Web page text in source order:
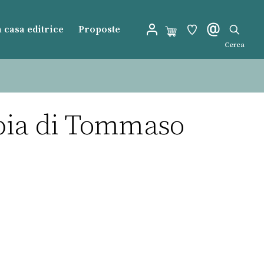
casa editrice Proposte
Cerca
di Tommaso